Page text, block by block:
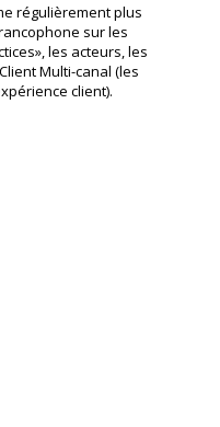
régulièrement plus
sur les
les acteurs, les
Multi-canal (les
client).